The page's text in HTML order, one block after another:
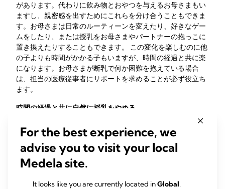
があります。代わりに飲み物とおやつを与えるお母さまもい
ますし、親密感を出すためにこれらを分け合うこともできま
す。お母さまは日常のルーティーンを変えたり、好きなゲー
ムをしたり、または授乳をお母さまやパートナーの抱っこに
置き換えたりすることもできます。 この変化を楽しむのに他
の子よりも時間がかかる子もいますが、時間の経過と共に楽
になります。お母さまが断乳で何か困難を抱えている場合
は、担当の医療従事者にサポートを求めることが必ず役立ち
ます。
時間の経過と共に自然に授乳をやめる
いつ授乳をやめるかを子どもに決めさせる場合（赤ちゃん主
導の断乳または自然な期間の母乳育児と呼ばれます）、ゆっ
くりとした段階的な断乳プロセスになる可能性が高いです。
ある日子どもが単に興味を失ったという報告もありますが、
おそらく数か月かけて赤ちゃんの授乳は時間が短くなり、頻
度が減ることになります。
For the best experience, we
advise you to visit your local
Medela site.
It looks like you are currently located inGlobal.